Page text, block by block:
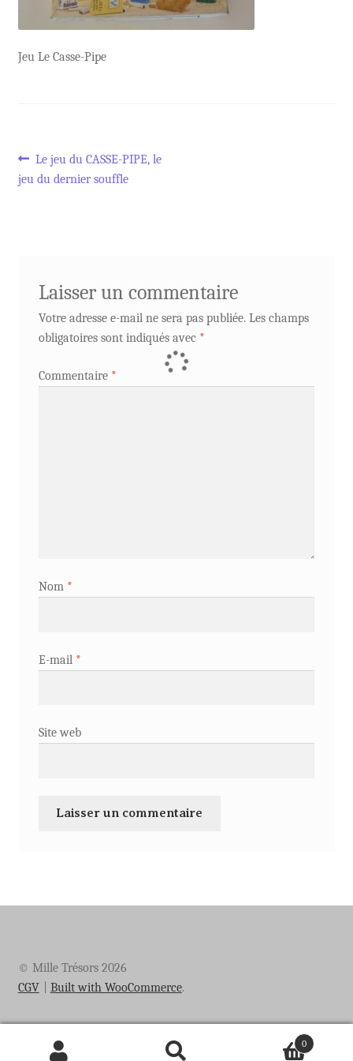
Jeu Le Casse-Pipe
Navigation
de
Article
précédent :
Le jeu du CASSE-PIPE, le
jeu du dernier souffle
Laisser un commentaire
Votre adresse e-mail ne sera pas publiée. Les champs
obligatoires sont indiqués avec *
Commentaire *
Nom *
E-mail *
Site web
© Mille Trésors 2026
CGV
Built with WooCommerce.
0